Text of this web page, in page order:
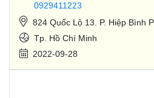
0929411223
824 Quốc Lộ 13. P. Hiệp Bình
Tp. Hồ Chí Minh
2022-09-28